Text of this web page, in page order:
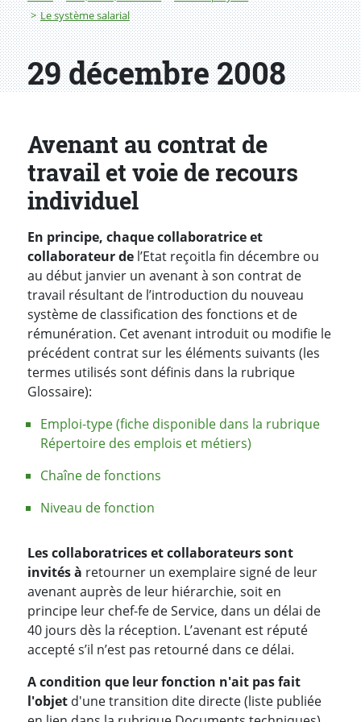
Le système salarial
29 décembre 2008
Avenant au contrat de
travail et voie de recours
individuel
En principe, chaque collaboratrice et
collaborateur de l’Etat reçoitla fin décembre ou
au début janvier un avenant à son contrat de
travail résultant de l’introduction du nouveau
système de classification des fonctions et de
rémunération. Cet avenant introduit ou modifie le
précédent contrat sur les éléments suivants (les
termes utilisés sont définis dans la rubrique
Glossaire):
Emploi-type (fiche disponible dans la rubrique
Répertoire des emplois et métiers)
Chaîne de fonctions
Niveau de fonction
Les collaboratrices et collaborateurs sont
invités à retourner un exemplaire signé de leur
avenant auprès de leur hiérarchie, soit en
principe leur chef-fe de Service, dans un délai de
40 jours dès la réception. L’avenant est réputé
accepté s’il n’est pas retourné dans ce délai.
A condition que leur fonction n'ait pas fait
l'objet d'une transition dite directe (liste publiée